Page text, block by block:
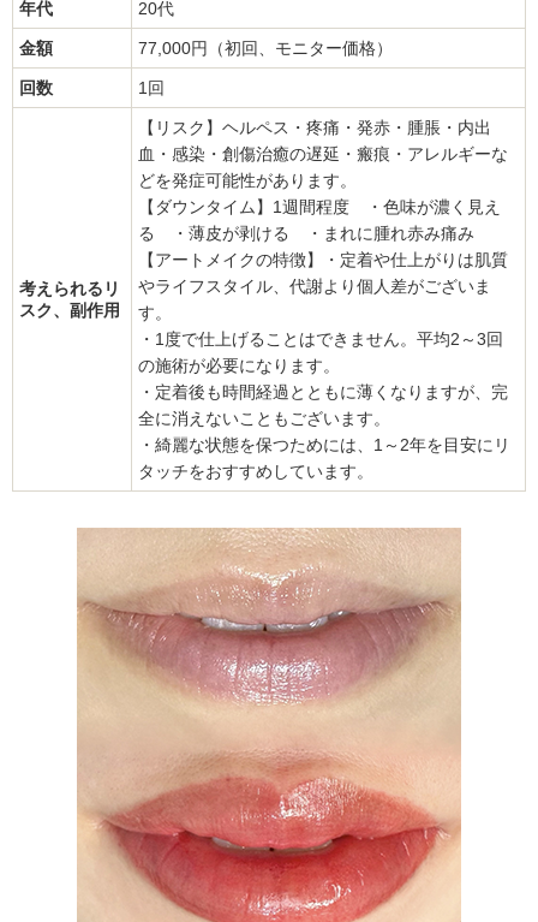
年代 20代
金額 77,000円（初回、モニター価格）
回数 1回
考えられるリ
スク、副作用
【リスク】ヘルペス・疼痛・発赤・腫脹・内出
血・感染・創傷治癒の遅延・瘢痕・アレルギーな
どを発症可能性があります。
【ダウンタイム】1週間程度 ・色味が濃く見え
る ・薄皮が剥ける ・まれに腫れ赤み痛み
【アートメイクの特徴】・定着や仕上がりは肌質
やライフスタイル、代謝より個人差がございま
す。
・1度で仕上げることはできません。平均2～3回
の施術が必要になります。
・定着後も時間経過とともに薄くなりますが、完
全に消えないこともございます。
・綺麗な状態を保つためには、1～2年を目安にリ
タッチをおすすめしています。